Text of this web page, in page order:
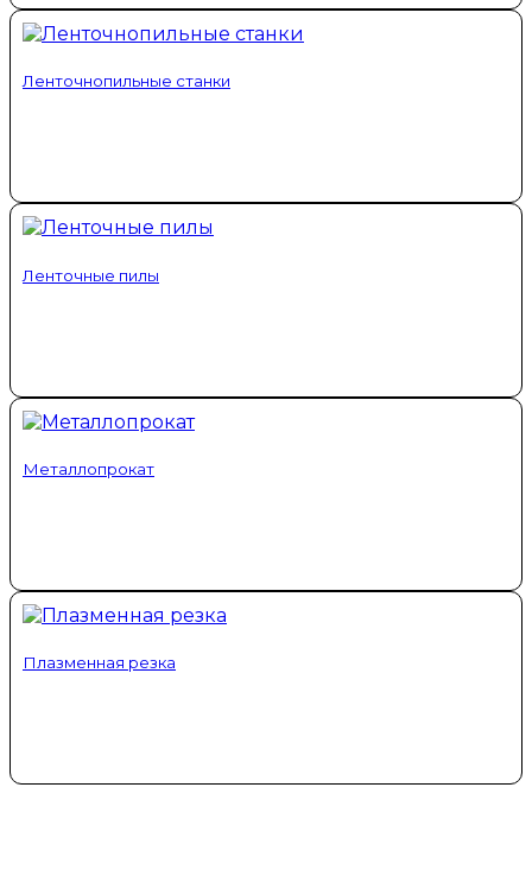
Ленточнопильные станки
Ленточные пилы
Металлопрокат
Плазменная резка